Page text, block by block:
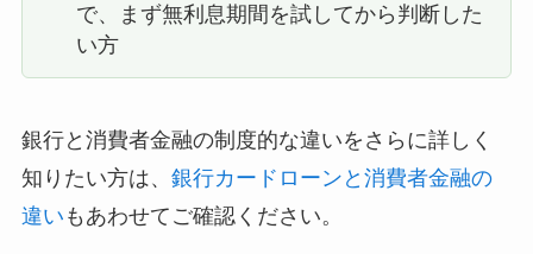
で、まず無利息期間を試してから判断した
い方
銀行と消費者金融の制度的な違いをさらに詳しく
知りたい方は、 銀行カードローンと消費者金融の
違い もあわせてご確認ください。